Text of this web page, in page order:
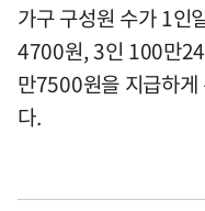
가구 구성원 수가 1
4700원, 3인 100만
만7500원을 지급하게
다.